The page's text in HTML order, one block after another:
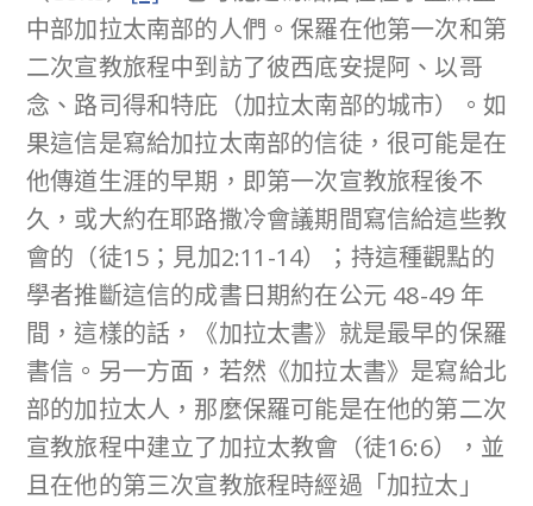
中部加拉太南部的人們。保羅在他第一次和第
二次宣教旅程中到訪了彼西底安提阿、以哥
念、路司得和特庇（加拉太南部的城市）。如
果這信是寫給加拉太南部的信徒，很可能是在
他傳道生涯的早期，即第一次宣教旅程後不
久，或大約在耶路撒冷會議期間寫信給這些教
會的（徒15；見加2:11-14）；持這種觀點的
學者推斷這信的成書日期約在公元 48-49 年
間，這樣的話，《加拉太書》就是最早的保羅
書信。另一方面，若然《加拉太書》是寫給北
部的加拉太人，那麼保羅可能是在他的第二次
宣教旅程中建立了加拉太教會（徒16:6），並
且在他的第三次宣教旅程時經過「加拉太」